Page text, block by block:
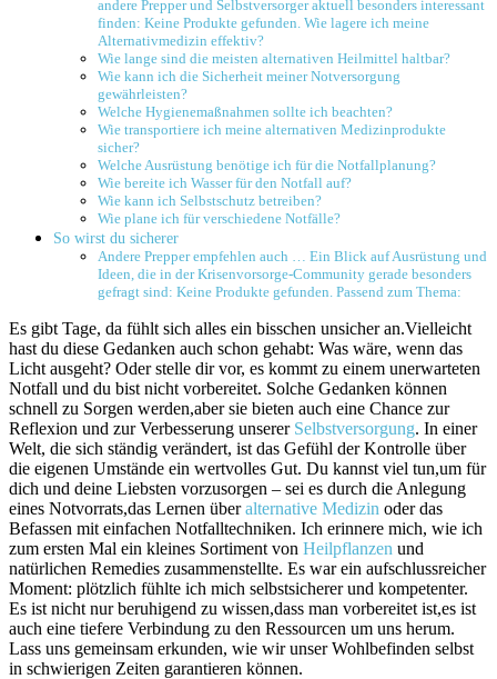
andere Prepper⁤ und Selbstversorger aktuell besonders interessant⁢
finden: Keine Produkte gefunden. Wie lagere ich meine
Alternativmedizin effektiv?
Wie⁤ lange sind die meisten alternativen Heilmittel haltbar?
Wie kann ich die Sicherheit ‍meiner Notversorgung
gewährleisten?
Welche ​Hygienemaßnahmen sollte ich beachten?
Wie transportiere ich meine alternativen‍ Medizinprodukte
sicher?
Welche Ausrüstung benötige ich für die⁣ Notfallplanung?
Wie bereite ich Wasser für den Notfall auf?
Wie kann ich Selbstschutz betreiben?
Wie plane ⁤ich für verschiedene‍ Notfälle?
So wirst du sicherer
Andere Prepper empfehlen auch … Ein Blick auf Ausrüstung und
Ideen, die in der Krisenvorsorge-Community gerade besonders
gefragt sind: Keine Produkte gefunden. Passend zum Thema:
Es gibt Tage, da fühlt sich ⁤alles ein bisschen unsicher an.Vielleicht
hast du diese Gedanken auch schon ‌gehabt: Was wäre, wenn das
Licht ​ausgeht? Oder stelle dir ‍vor, es kommt zu einem unerwarteten⁢
Notfall und du bist nicht vorbereitet. Solche Gedanken können
schnell zu Sorgen werden,aber sie bieten auch eine Chance zur
Reflexion und zur ‌Verbesserung unserer Selbstversorgung. In einer
Welt, die sich ständig verändert, ist das Gefühl der Kontrolle​ über
die eigenen Umstände‍ ein wertvolles Gut. Du kannst ‌viel tun,um für
dich und deine Liebsten ⁤vorzusorgen – sei es durch die Anlegung
eines Notvorrats,das Lernen überalternative Medizin oder das
Befassen mit einfachen Notfalltechniken. Ich erinnere mich, wie ich
zum ersten Mal ein ‌kleines Sortiment von Heilpflanzen und
natürlichen Remedies zusammenstellte. Es war ein aufschlussreicher
Moment: plötzlich ⁢fühlte ich mich selbstsicherer und kompetenter.
Es ist ⁤nicht nur⁢ beruhigend zu​ wissen,dass man vorbereitet ist,es ist
auch eine tiefere Verbindung zu den Ressourcen um uns herum.
Lass ⁤uns gemeinsam erkunden, wie​ wir unser Wohlbefinden selbst
in schwierigen Zeiten garantieren ‌können.